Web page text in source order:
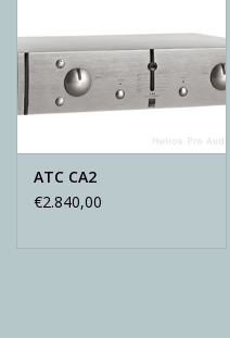
ATC CA2
€2.840,00